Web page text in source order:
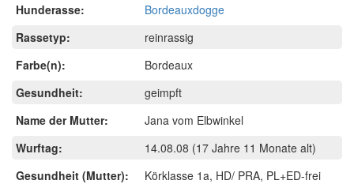
Hunderasse:
Bordeauxdogge
Rassetyp:
reinrassig
Farbe(n):
Bordeaux
Gesundheit:
geimpft
Name der Mutter:
Jana vom Elbwinkel
Wurftag:
14.08.08 (17 Jahre 11 Monate alt)
Gesundheit (Mutter):
Körklasse 1a, HD/ PRA, PL+ED-frei